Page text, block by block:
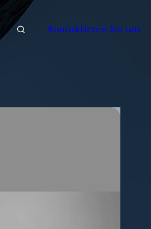
SucheKontaktieren Sie uns